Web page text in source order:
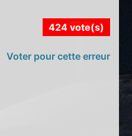
424 vote(s)
Voter pour cette erreur